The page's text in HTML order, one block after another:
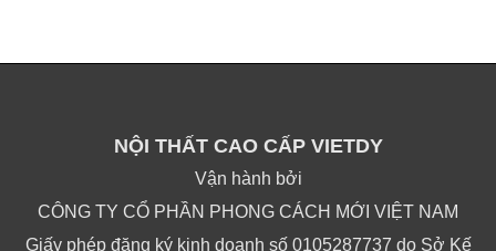
NỘI THẤT CAO CẤP VIETDY
Vận hành bởi
CÔNG TY CỔ PHẦN PHONG CÁCH MỚI VIỆT NAM
Giấy phép đăng ký kinh doanh số 0105287737 do Sở Kế